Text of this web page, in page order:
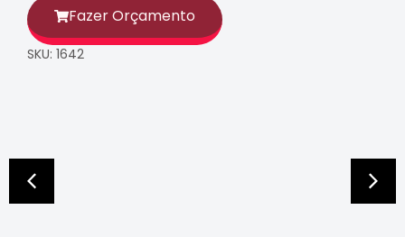
Fazer Orçamento
SKU: 1642